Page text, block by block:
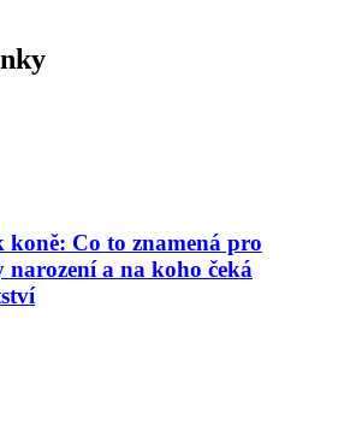
Co to znamená pro
a na koho čeká